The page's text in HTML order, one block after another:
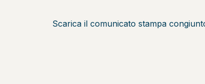
Scarica il comunicato stampa